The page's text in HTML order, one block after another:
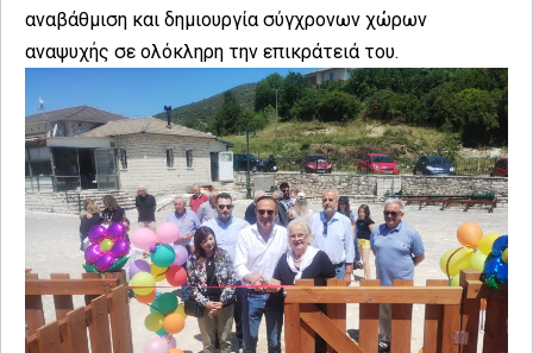
αναβάθμιση και δημιουργία σύγχρονων χώρων
αναψυχής σε ολόκληρη την επικράτειά του.